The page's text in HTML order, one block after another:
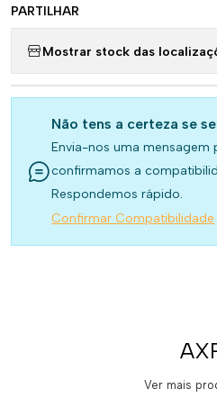
PARTILHAR
Mostrar stock das
Não tens a certeza se
Envia-nos uma mensagem
confirmamos a
Respondemos rápido.
Confirmar Compatibilidade
Ver mais